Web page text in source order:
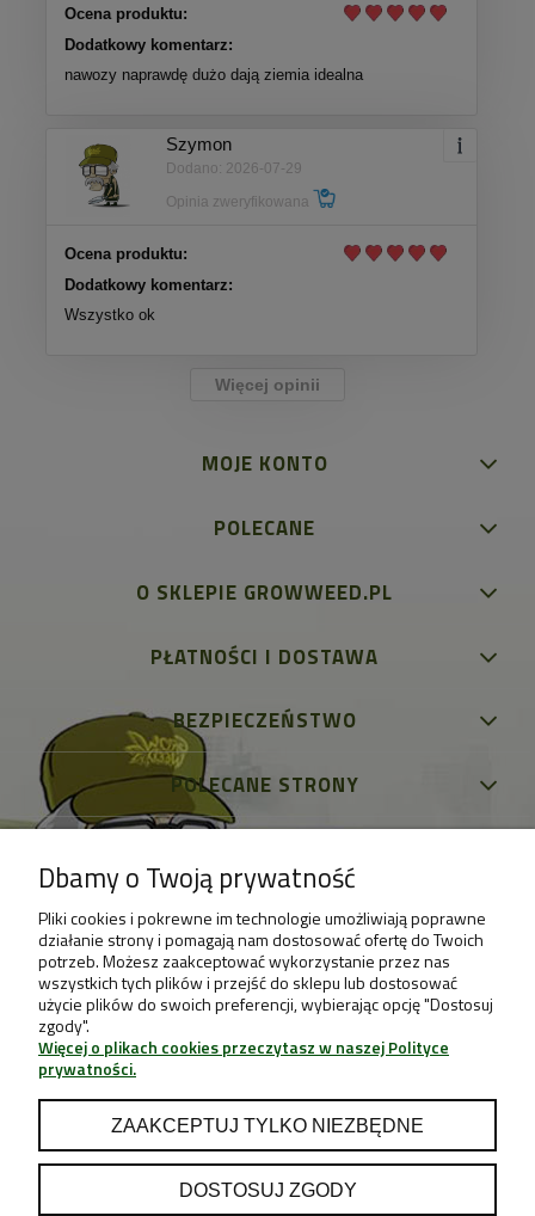
Ocena produktu:
Dodatkowy komentarz:
nawozy naprawdę dużo dają ziemia idealna
Szymon
Dodano: 2026-07-29
Opinia zweryfikowana
Ocena produktu:
Dodatkowy komentarz:
Wszystko ok
Więcej opinii
MOJE KONTO
POLECANE
O SKLEPIE GROWWEED.PL
PŁATNOŚCI I DOSTAWA
BEZPIECZEŃSTWO
POLECANE STRONY
Dbamy o Twoją prywatność
Pliki cookies i pokrewne im technologie umożliwiają poprawne
działanie strony i pomagają nam dostosować ofertę do Twoich
potrzeb. Możesz zaakceptować wykorzystanie przez nas
wszystkich tych plików i przejść do sklepu lub dostosować
użycie plików do swoich preferencji, wybierając opcję "Dostosuj
zgody".
Więcej o plikach cookies przeczytasz w naszej Polityce
prywatności.
ZAAKCEPTUJ TYLKO NIEZBĘDNE
DOSTOSUJ ZGODY